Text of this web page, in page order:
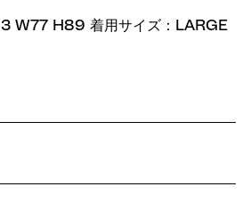
W77 H89 着用サイズ：LARGE